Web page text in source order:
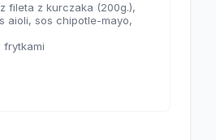
fileta z kurczaka (200g.),
aioli, sos chipotle-mayo,
frytkami